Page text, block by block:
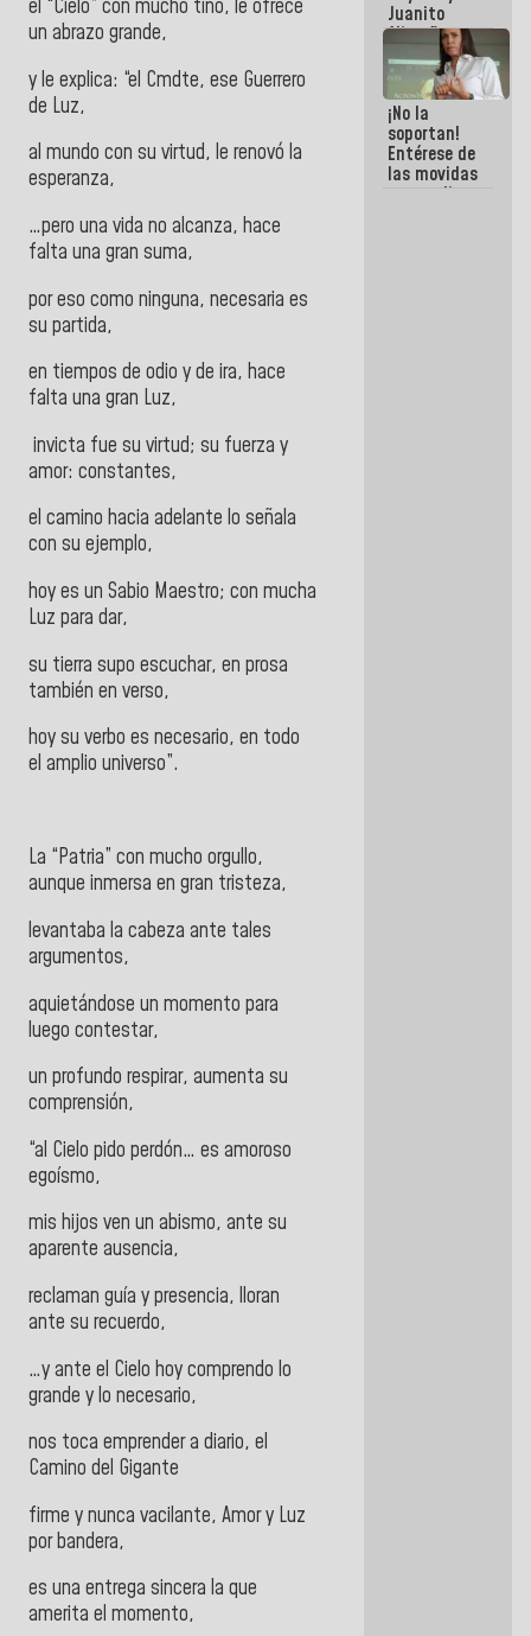
el “Cielo” con mucho tino, le ofrece
un abrazo grande,
y le explica: “el Cmdte, ese Guerrero
de Luz,
al mundo con su virtud, le renovó la
esperanza,
…pero una vida no alcanza, hace
falta una gran suma,
por eso como ninguna, necesaria es
su partida,
en tiempos de odio y de ira, hace
falta una gran Luz,
invicta fue su virtud; su fuerza y
amor: constantes,
el camino hacia adelante lo señala
con su ejemplo,
hoy es un Sabio Maestro; con mucha
Luz para dar,
su tierra supo escuchar, en prosa
también en verso,
hoy su verbo es necesario, en todo
el amplio universo”.
La “Patria” con mucho orgullo,
aunque inmersa en gran tristeza,
levantaba la cabeza ante tales
argumentos,
aquietándose un momento para
luego contestar,
un profundo respirar, aumenta su
comprensión,
“al Cielo pido perdón… es amoroso
egoísmo,
mis hijos ven un abismo, ante su
aparente ausencia,
reclaman guía y presencia, lloran
ante su recuerdo,
…y ante el Cielo hoy comprendo lo
grande y lo necesario,
nos toca emprender a diario, el
Camino del Gigante
firme y nunca vacilante, Amor y Luz
por bandera,
es una entrega sincera la que
amerita el momento,
Juanito
Alimaña son
harina del
mismo
costal
¡No la
soportan!
Entérese de
las movidas
que realizan